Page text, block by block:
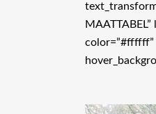
color=”#ffffff”